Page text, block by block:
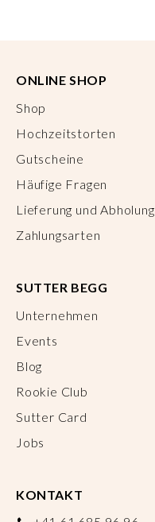
ONLINE SHOP
Shop
Hochzeitstorten
Gutscheine
Häufige Fragen
Lieferung und Abholung
Zahlungsarten
SUTTER BEGG
Unternehmen
Events
Blog
Rookie Club
Sutter Card
Jobs
KONTAKT